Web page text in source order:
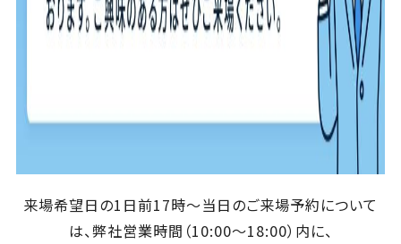
来場希望日の1日前17時～当日のご来場予約について
は、弊社営業時間（10:00～18:00）内に、